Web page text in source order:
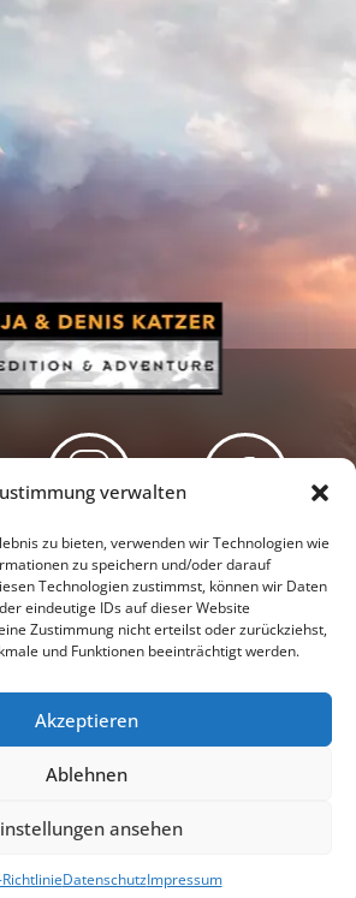
verwalten
zu bieten, verwenden wir Technologien wie
zu speichern und/oder darauf
Technologien zustimmst, können wir Daten
eindeutige IDs auf dieser Website
Zustimmung nicht erteilst oder zurückziehst,
und Funktionen beeinträchtigt werden.
Akzeptieren
Ablehnen
ansehen
DatenschutzImpressum
Podcast Facebook
Datenschutzerklärung